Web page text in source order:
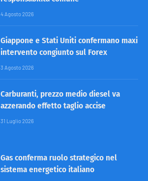
4 Agosto 2026
Giappone e Stati Uniti confermano maxi
intervento congiunto sul Forex
3 Agosto 2026
Carburanti, prezzo medio diesel va
azzerando effetto taglio accise
31 Luglio 2026
Gas conferma ruolo strategico nel
sistema energetico italiano